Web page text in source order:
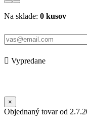
Na sklade: 0 kusov
 Vypredane
×
Objednaný tovar od